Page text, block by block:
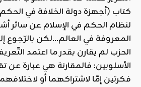
كتاب (أجهزة دولة الخلافة في الحكم
لنظام الحكم في الإسلام عن سائر
المعروفة في العالم…لكن بالرّجوع
الحزب لم يقارن بقدر ما اعتمد
الأسلوبين: فالمقارنة هي عبارة عن
فكرتين إمّا لاشتراكهما أو